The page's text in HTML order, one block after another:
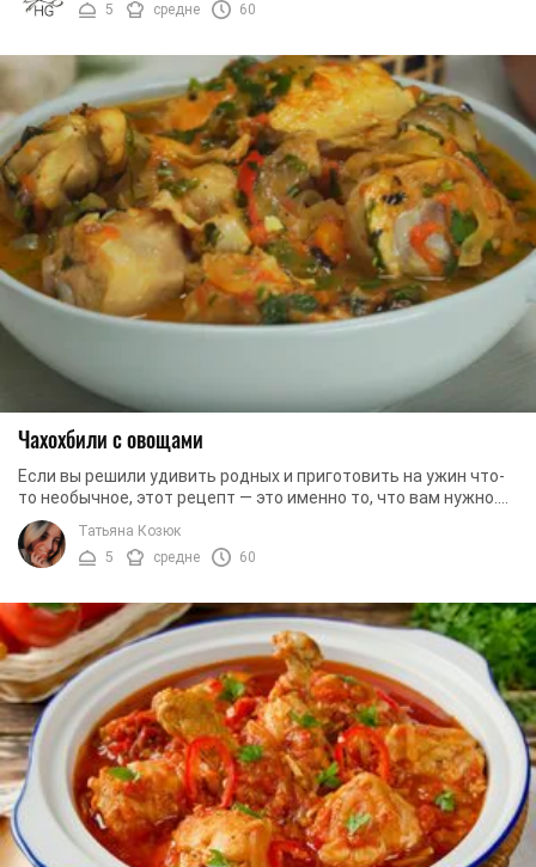
5
средне 60
Чахохбили с овощами
Если вы решили удивить родных и приготовить на ужин что-
то необычное, этот рецепт — это именно то, что вам нужно.
По сути, это блюдо мало чем ...
Татьяна Козюк
5
средне 60